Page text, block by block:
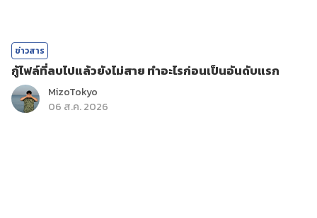
ข่าวสาร
กู้ไฟล์ที่ลบไปแล้วยังไม่สาย ทำอะไรก่อนเป็นอันดับแรก
MizoTokyo
06 ส.ค. 2026